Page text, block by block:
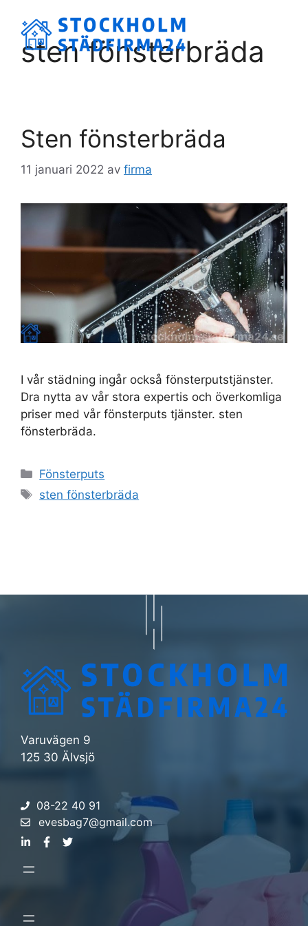
innehållsten fönsterbräda
Sten fönsterbräda
11 januari 2022 av firma
I vår städning ingår också fönsterputstjänster.
Dra nytta av vår stora expertis och överkomliga
priser med vår fönsterputs tjänster. sten
fönsterbräda.
Kategorier
Fönsterputs
Etiketter
sten fönsterbräda
Varuvägen 9
125 30 Älvsjö
08-22 40 91
evesbag7@gmail.com